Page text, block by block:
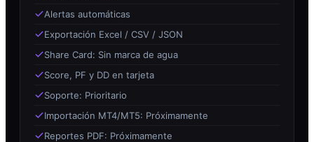
Alertas automáticas
Exportación Excel / CSV / JSON
Share Card: Sin marca de agua
Score, PF y DD en tarjeta
Soporte: Prioritario
Importación MT4/MT5: Próximamente
Reportes PDF: Próximamente